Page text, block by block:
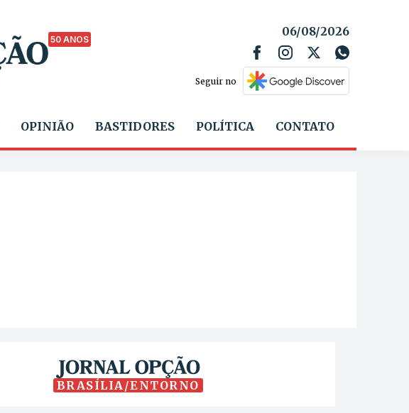
50 ANOS
06/08/2026
Seguir no
OPINIÃO BASTIDORES POLÍTICA CONTATO
BRASÍLIA/ENTORNO